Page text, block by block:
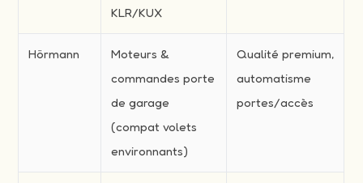
KLR/KUX
Hörmann
Moteurs &
commandes porte
de garage
(compat volets
environnants)
Qualité premium,
automatisme
portes/accès